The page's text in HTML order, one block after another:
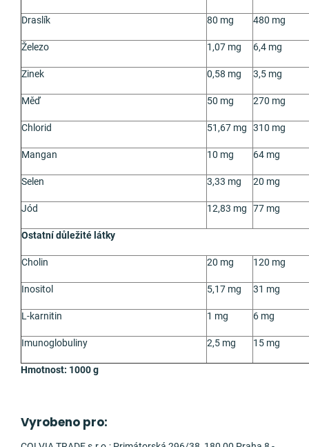
Draslík 80 mg 480 mg
Železo 1,07 mg 6,4 mg
Zinek 0,58 mg 3,5 mg
Měď 50 mg 270 mg
Chlorid 51,67 mg 310 mg
Mangan 10 mg 64 mg
Selen 3,33 mg 20 mg
Jód 12,83 mg 77 mg
Ostatní důležité látky
Cholin 20 mg 120 mg
Inositol 5,17 mg 31 mg
L-karnitin 1 mg 6 mg
Imunoglobuliny 2,5 mg 15 mg
Hmotnost: 1000 g
Vyrobeno pro: